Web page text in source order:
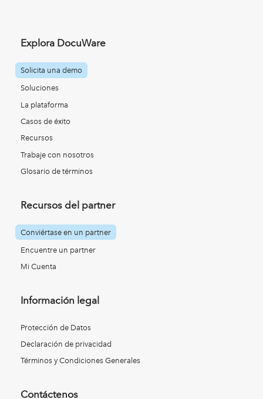
Explora DocuWare
Solicita una demo
Soluciones
La plataforma
Casos de éxito
Recursos
Trabaje con nosotros
Glosario de términos
Recursos del partner
Conviértase en un partner
Encuentre un partner
Mi Cuenta
Información legal
Protección de Datos
Declaración de privacidad
Términos y Condiciones Generales
Contáctenos